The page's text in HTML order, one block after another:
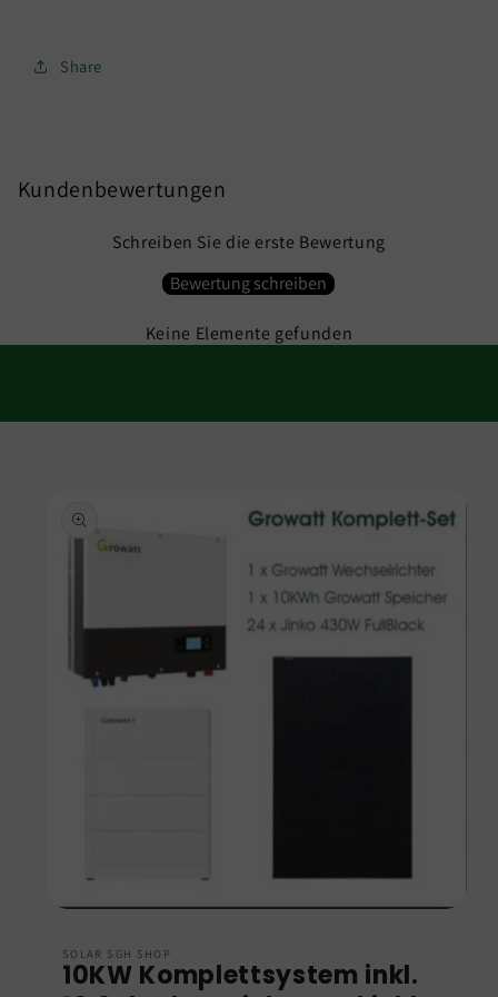
Share
Kundenbewertungen
Schreiben Sie die erste Bewertung
Bewertung schreiben
Keine Elemente gefunden
Produktinformationen
springen
Modal
öffnen
SOLAR SGH SHOP
10KW Komplettsystem inkl.